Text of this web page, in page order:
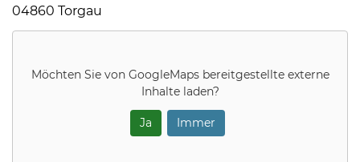
04860 Torgau
Möchten Sie von GoogleMapsbereitgestellte externe
Inhalte laden?
Ja Immer